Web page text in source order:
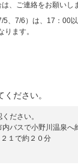
、ご連絡をお願いし
5、7/6）は、17：00
ます。
ださい。
ださい。
内バスで小野川温泉へ
１で約２０分